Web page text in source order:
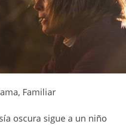
Familiar
oscura sigue a un niño